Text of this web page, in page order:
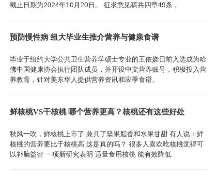
截止日期为2024年10月20日。 征求意见稿共四章49条，
预防慢性病 纽大毕业生推介营养与健康食谱
毕业于纽约大学公共卫生营养学硕士专业的王依娆日前入选成为哈
佛中国健康协会执行团队成员，并开设中文营养账号，积极投入营
养教育，针对美东华人提供营养资讯和应季食谱。
鲜核桃VS干核桃 哪个营养更高？核桃还有这些好处
秋风一吹，鲜核桃上市了 兼具了坚果脂香和水果甘甜 有人说：鲜
核桃的营养要比干核桃高 这是真的吗？ 很多人喜欢吃核桃觉得可
以补脑益智 一项新研究表明 适量食用核桃 能有效降低